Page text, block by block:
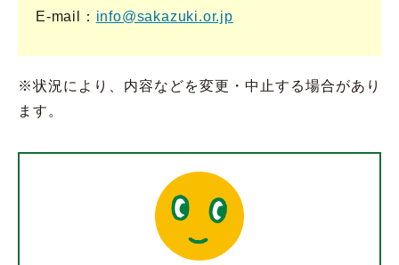
E-mail： info@sakazuki.or.jp
※状況により、内容などを変更・中止する場合があり
ます。